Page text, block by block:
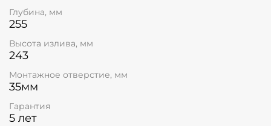
Глубина, мм
255
Высота излива, мм
243
Монтажное отверстие, мм
35мм
Гарантия
5 лет